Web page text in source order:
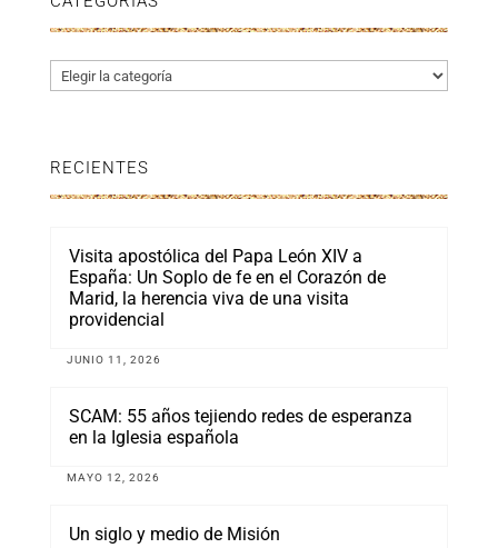
Categorías
RECIENTES
Visita apostólica del Papa León XIV a
España: Un Soplo de fe en el Corazón de
Marid, la herencia viva de una visita
providencial
JUNIO 11, 2026
SCAM: 55 años tejiendo redes de esperanza
en la Iglesia española
MAYO 12, 2026
Un siglo y medio de Misión